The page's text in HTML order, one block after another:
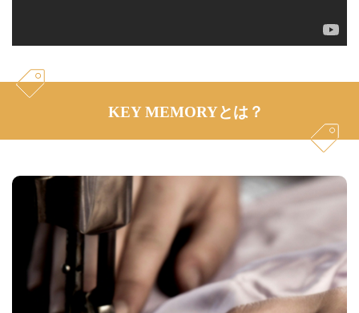
KEY MEMORYとは？